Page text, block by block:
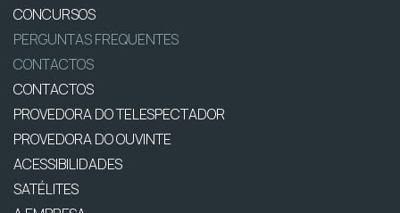
CONCURSOS
PERGUNTAS FREQUENTES
CONTACTOS
CONTACTOS
PROVEDORA DO TELESPECTADOR
PROVEDORA DO OUVINTE
ACESSIBILIDADES
SATÉLITES